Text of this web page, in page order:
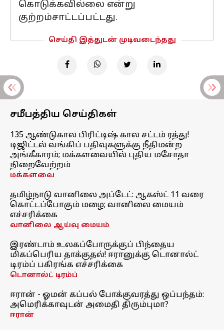
கொடுக்கவில்லை என்று
குற்றம்சாட்டப்பட்டது.
செய்தி இத்துடன் முடிவடைந்தது
சமீபத்திய செய்திகள்
135 ஆண்டுகால பிரிட்டிஷ் கால சட்டம் ரத்து!
டிஜிட்டல் வங்கிப் பதிவுகளுக்கு நீதிமன்ற
அங்கீகாரம்; மக்களவையில் புதிய மசோதா
நிறைவேற்றம்
மக்களவை
தமிழ்நாடு வானிலை அப்டேட்: ஆகஸ்ட் 11 வரை
கொட்டப்போகும் மழை; வானிலை மையம்
எச்சரிக்கை
வானிலை ஆய்வு மையம்
இரண்டாம் உலகப்போருக்குப் பிந்தைய
மிகப்பெரிய தாக்குதல்! ஈரானுக்கு டொனால்ட்
டிரம்ப் பகிரங்க எச்சரிக்கை
டொனால்ட் டிரம்ப்
ஈரான் - ஓமன் கப்பல் போக்குவரத்து ஒப்பந்தம்:
அமெரிக்காவுடன் அமைதி திரும்புமா?
ஈரான்